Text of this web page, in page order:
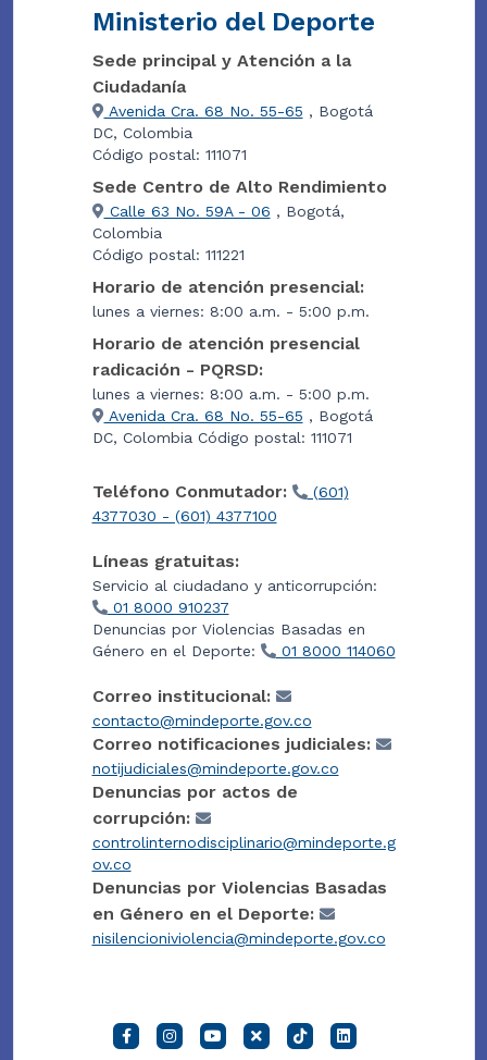
Ministerio del Deporte
Sede principal y Atención a la
Ciudadanía
Avenida Cra. 68 No. 55-65 , Bogotá
DC, Colombia
Código postal: 111071
Sede Centro de Alto Rendimiento
Calle 63 No. 59A - 06 , Bogotá,
Colombia
Código postal: 111221
Horario de atención presencial:
lunes a viernes: 8:00 a.m. - 5:00 p.m.
Horario de atención presencial
radicación - PQRSD:
lunes a viernes: 8:00 a.m. - 5:00 p.m.
Avenida Cra. 68 No. 55-65 , Bogotá
DC, Colombia Código postal: 111071
Teléfono Conmutador:
(601)
4377030 - (601) 4377100
Líneas gratuitas:
Servicio al ciudadano y anticorrupción:
01 8000 910237
Denuncias por Violencias Basadas en
Género en el Deporte:
01 8000 114060
Correo institucional:
contacto@mindeporte.gov.co
Correo notificaciones judiciales:
notijudiciales@mindeporte.gov.co
Denuncias por actos de
corrupción:
controlinternodisciplinario@mindeporte.g
ov.co
Denuncias por Violencias Basadas
en Género en el Deporte:
nisilencioniviolencia@mindeporte.gov.co